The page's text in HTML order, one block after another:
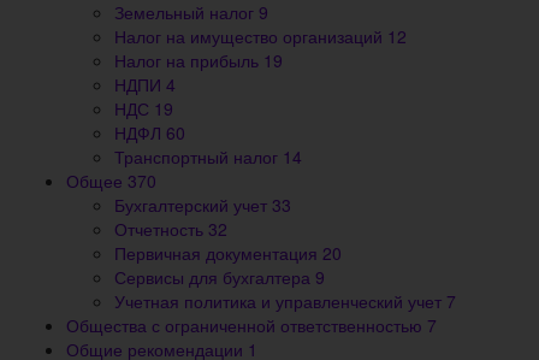
Земельный налог 9
Налог на имущество организаций 12
Налог на прибыль 19
НДПИ 4
НДС 19
НДФЛ 60
Транспортный налог 14
Общее 370
Бухгалтерский учет 33
Отчетность 32
Первичная документация 20
Сервисы для бухгалтера 9
Учетная политика и управленческий учет 7
Общества с ограниченной ответственностью 7
Общие рекомендации 1